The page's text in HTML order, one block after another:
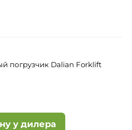
погрузчик Dalian Forklift
у дилера